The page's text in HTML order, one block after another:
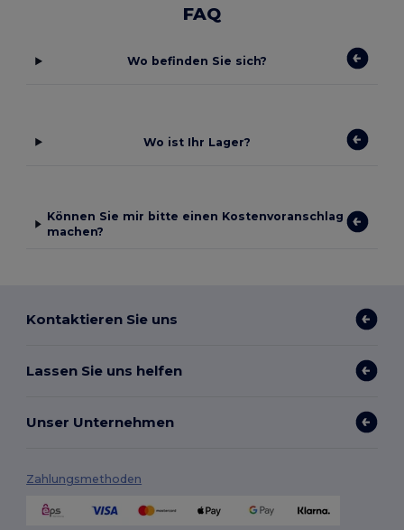
FAQ
Wo befinden Sie sich?
Wo ist Ihr Lager?
Können Sie mir bitte einen Kostenvoranschlag
machen?
Kontaktieren Sie uns
Lassen Sie uns helfen
Unser Unternehmen
Zahlungsmethoden